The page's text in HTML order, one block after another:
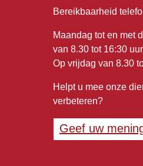
Bereikbaarheid
Maandag tot en met
van 8.30 tot 16:30 uur
Op vrijdag van 8.30
Helpt u mee onze
verbeteren?
Geef uw